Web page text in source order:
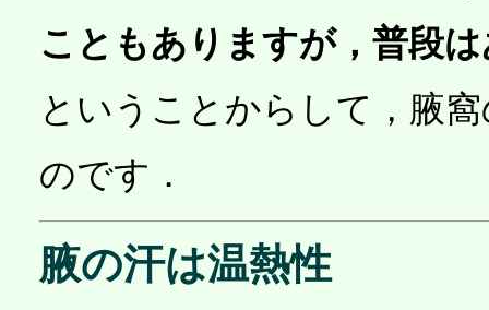
こともありますが，普段
ということからして，腋
のです．
腋の汗は温熱性